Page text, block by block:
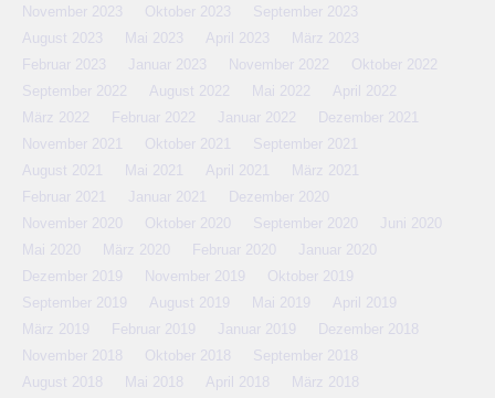
November 2023
Oktober 2023
September 2023
August 2023
Mai 2023 April 2023
März 2023
Februar 2023
Januar 2023 November 2022
Oktober 2022
September 2022
August 2022 Mai 2022
April 2022
März 2022
Februar 2022 Januar 2022
Dezember 2021
November 2021
Oktober 2021
September 2021
August 2021
Mai 2021 April 2021
März 2021
Februar 2021
Januar 2021
Dezember 2020
November 2020
Oktober 2020 September 2020
Juni 2020
Mai 2020
März 2020 Februar 2020
Januar 2020
Dezember 2019
November 2019
Oktober 2019
September 2019
August 2019 Mai 2019
April 2019
März 2019
Februar 2019 Januar 2019
Dezember 2018
November 2018
Oktober 2018
September 2018
August 2018
Mai 2018 April 2018
März 2018